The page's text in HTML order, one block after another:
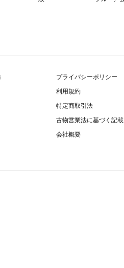
プライバシーポリシー
利用規約
特定商取引法
古物営業法に基づく記載
会社概要